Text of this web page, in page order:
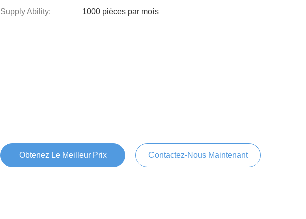
Supply Ability: 1000 pièces par mois
Obtenez Le Meilleur Prix Contactez-Nous Maintenant